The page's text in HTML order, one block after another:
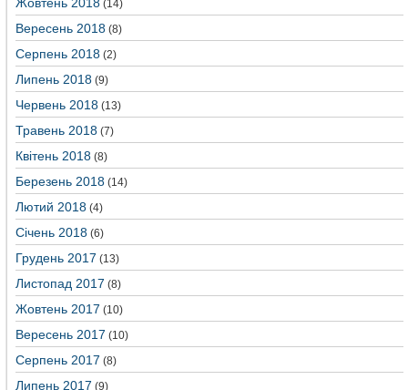
(14)
Вересень 2018 (8)
Серпень 2018 (2)
Липень 2018 (9)
Червень 2018 (13)
Травень 2018 (7)
Квітень 2018 (8)
Березень 2018 (14)
Лютий 2018 (4)
Січень 2018 (6)
Грудень 2017 (13)
Листопад 2017 (8)
Жовтень 2017 (10)
Вересень 2017 (10)
Серпень 2017 (8)
Липень 2017 (9)